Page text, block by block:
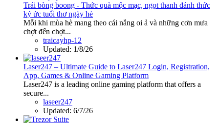
Trái bòng boong - Thức quà mộc mạc, ngọt thanh đánh thức
ký ức tuổi thơ ngày hè
Mỗi khi mùa hè mang theo cái nắng oi ả và những cơn mưa
chợt đến chợt...
traicayhp-12
Updated: 1/8/26
Laser247 – Ultimate Guide to Laser247 Login, Registration,
App, Games & Online Gaming Platform
Laser247 is a leading online gaming platform that offers a
secure...
laseer247
Updated: 6/7/26